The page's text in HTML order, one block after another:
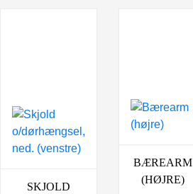
SKJOLD
BÆREARM
(HØJRE)